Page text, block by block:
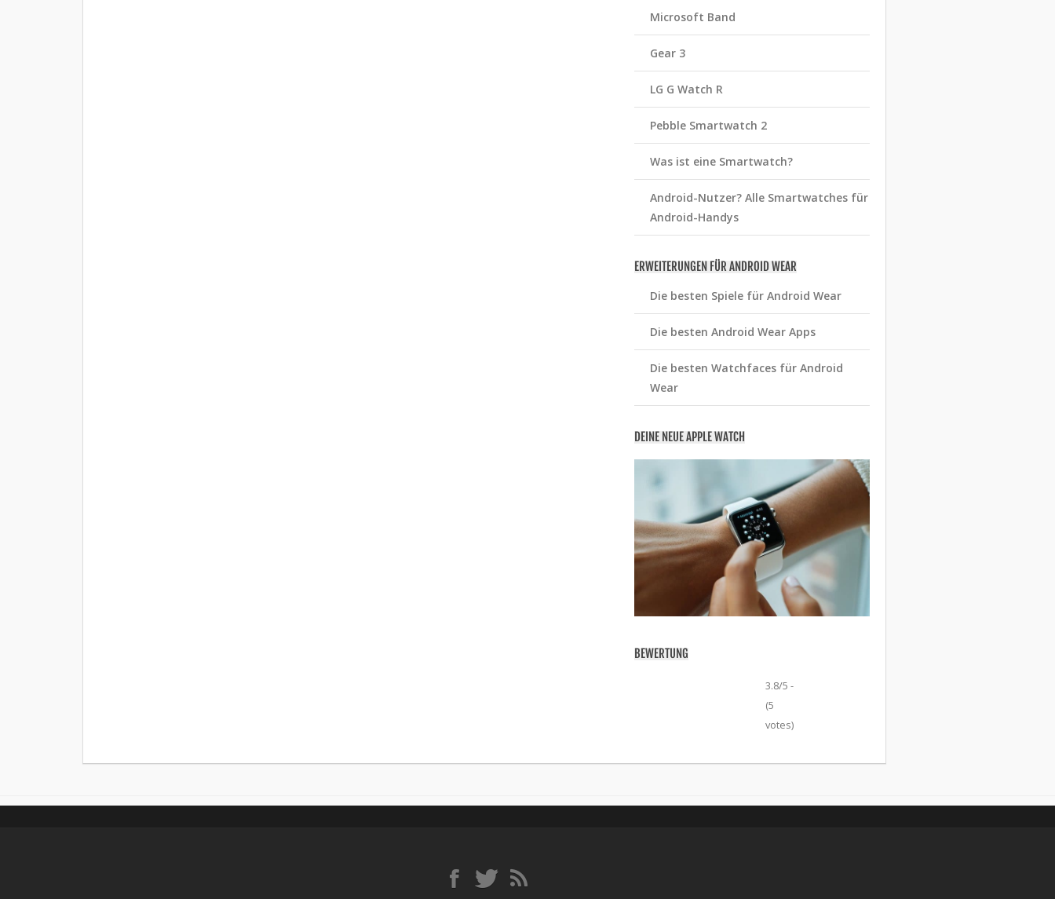
Microsoft Band
Gear 3
LG G Watch R
Pebble Smartwatch 2
Was ist eine Smartwatch?
Android-Nutzer? Alle Smartwatches für
Android-Handys
ERWEITERUNGEN FÜR ANDROID WEAR
Die besten Spiele für Android Wear
Die besten Android Wear Apps
Die besten Watchfaces für Android
Wear
DEINE NEUE APPLE WATCH
BEWERTUNG
3.8/5 -
(5
votes)